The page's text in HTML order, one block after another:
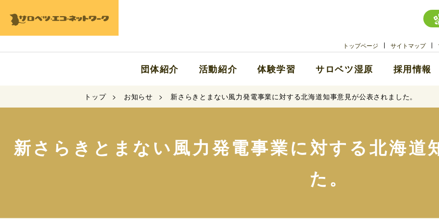
トップページ サイトマップ
団体紹介 活動紹介 体験学習 サロベツ湿原 採用情報
トップ お知らせ 新さらきとまない風力発電事業に対する北海道知事意見が公表されました。
新さらきとまない風力発電事業に対する北海道
た。